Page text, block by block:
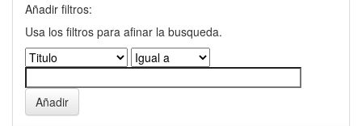
Añadir filtros:
Usa los filtros para afinar la busqueda.